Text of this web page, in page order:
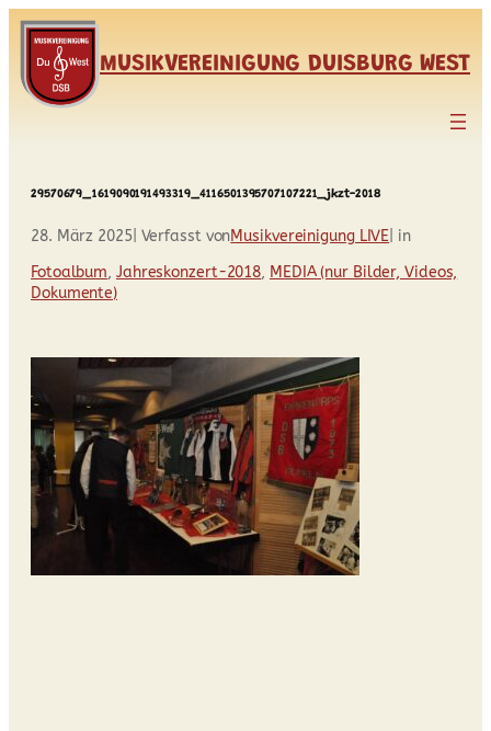
Zum
Inhalt
springen MUSIKVEREINIGUNG DUISBURG WEST
29570679_1619090191493319_4116501395707107221_jkzt-2018
28. März 2025| Verfasst vonMusikvereinigung LIVE | in
Fotoalbum, Jahreskonzert-2018, MEDIA (nur Bilder, Videos,
Dokumente)